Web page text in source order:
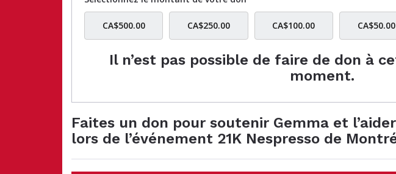
CA$500.00 CA$250.00 CA$100.00 CA$50.00
Il n’est pas possible de faire de don à
moment.
Faites un don pour soutenir Gemma et
lors de l’événement 21K Nespresso de